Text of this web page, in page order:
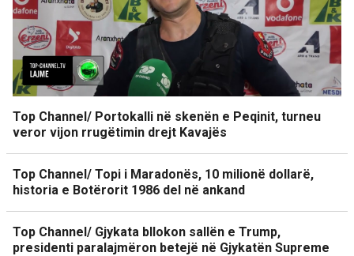
Top Channel/ Portokalli në skenën e Peqinit, turneu
veror vijon rrugëtimin drejt Kavajës
Top Channel/ Topi i Maradonës, 10 milionë dollarë,
historia e Botërorit 1986 del në ankand
Top Channel/ Gjykata bllokon sallën e Trump,
presidenti paralajmëron betejë në Gjykatën Supreme